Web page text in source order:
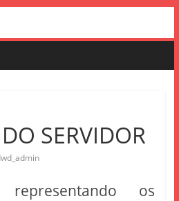
SERVIDOR
representando os